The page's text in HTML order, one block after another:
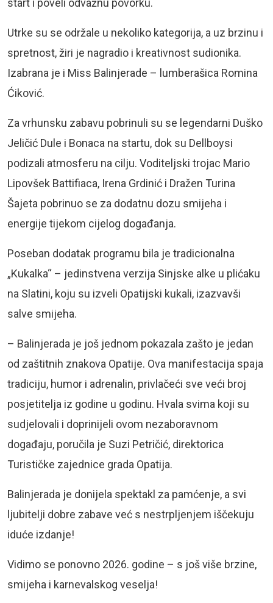
Utrke su se održale u nekoliko kategorija, a uz brzinu i
spretnost, žiri je nagradio i kreativnost sudionika.
Izabrana je i Miss Balinjerade – lumberašica Romina
Ćiković.
Za vrhunsku zabavu pobrinuli su se legendarni Duško
Jeličić Dule i Bonaca na startu, dok su Dellboysi
podizali atmosferu na cilju. Voditeljski trojac Mario
Lipovšek Battifiaca, Irena Grdinić i Dražen Turina
Šajeta pobrinuo se za dodatnu dozu smijeha i
energije tijekom cijelog događanja.
Poseban dodatak programu bila je tradicionalna
„Kukalka“ – jedinstvena verzija Sinjske alke u plićaku
na Slatini, koju su izveli Opatijski kukali, izazvavši
salve smijeha.
– Balinjerada je još jednom pokazala zašto je jedan
od zaštitnih znakova Opatije. Ova manifestacija spaja
tradiciju, humor i adrenalin, privlačeći sve veći broj
posjetitelja iz godine u godinu. Hvala svima koji su
sudjelovali i doprinijeli ovom nezaboravnom
događaju, poručila je Suzi Petričić, direktorica
Turističke zajednice grada Opatija.
Balinjerada je donijela spektakl za pamćenje, a svi
ljubitelji dobre zabave već s nestrpljenjem iščekuju
iduće izdanje!
Vidimo se ponovno 2026. godine – s još više brzine,
smijeha i karnevalskog veselja!